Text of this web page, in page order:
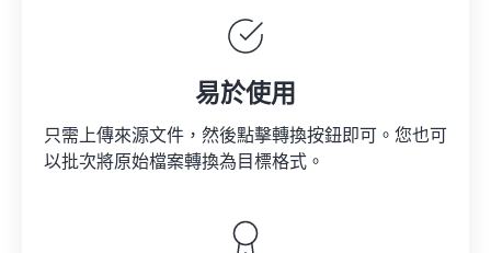
易於使用
只需上傳來源文件，然後點擊轉換按鈕即可。您也可
以批次將原始檔案轉換為目標格式。